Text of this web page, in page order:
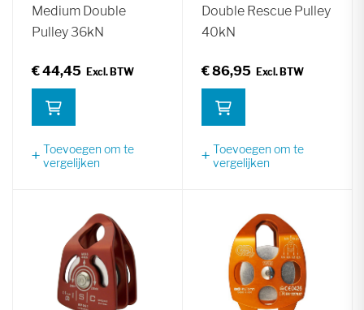
Medium Double
Pulley 36kN
€ 44,45
Toevoegen om te
vergelijken
Double Rescue Pulley
40kN
€ 86,95
Toevoegen om te
vergelijken